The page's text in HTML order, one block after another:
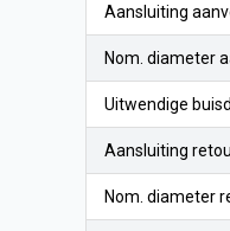
Aansluiting
Nom. diameter
Uitwendige
Aansluiting
Nom. diameter